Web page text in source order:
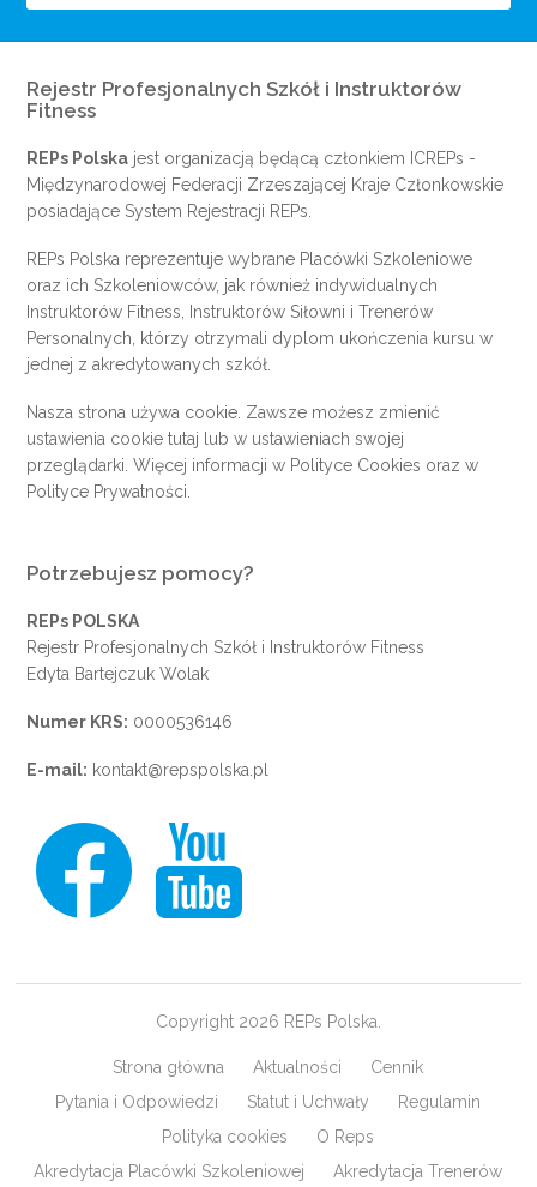
Rejestr Profesjonalnych Szkół i Instruktorów
Fitness
REPs Polska jest organizacją będącą członkiem ICREPs -
Międzynarodowej Federacji Zrzeszającej Kraje Członkowskie
posiadające System Rejestracji REPs.
REPs Polska reprezentuje wybrane Placówki Szkoleniowe
oraz ich Szkoleniowców, jak również indywidualnych
Instruktorów Fitness, Instruktorów Siłowni i Trenerów
Personalnych, którzy otrzymali dyplom ukończenia kursu w
jednej z akredytowanych szkół.
Nasza strona używa cookie. Zawsze możesz zmienić
ustawienia cookietutaj lub w ustawieniach swojej
przeglądarki. Więcej informacji w Polityce Cookies oraz w
Polityce Prywatności
Potrzebujesz pomocy?
REPs POLSKA
Rejestr Profesjonalnych Szkół i Instruktorów Fitness
Edyta Bartejczuk Wolak
Numer KRS: 0000536146
E-mail: kontakt@repspolska.pl
Copyright 2026 REPs Polska.
Strona główna Aktualności
Cennik
Pytania i Odpowiedzi
Statut i Uchwały
Regulamin
Polityka cookies
O Reps
Akredytacja Placówki Szkoleniowej
Akredytacja Trenerów